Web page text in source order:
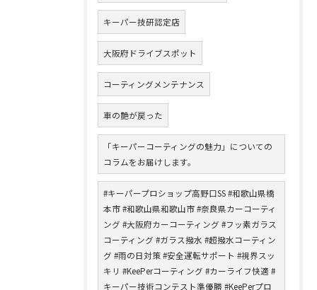
キーパー技研認定店
大阪府ドライブスポット
コーティングメンテナンス
車の艶が戻った
「キーパーコーティングの魅力」についての
コラムをお届けします。
#キーパープロショップ高野口SS #和歌山県橋
本市 #和歌山県和歌山市 #奈良県カーコーティ
ング #大阪府カーコーティング #フッ素ガラス
コーティング #ガラス撥水 #超撥水コーティン
グ #雨の日対策 #安全運転サポート #視界スッ
キリ #KeePerコーティング #カーライフ快適 #
キーパー技術コンテスト準優勝 #KeePerプロ